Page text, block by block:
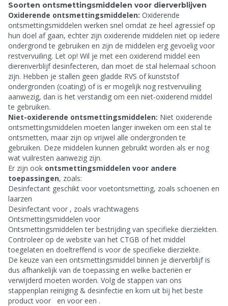
Soorten ontsmettingsmiddelen voor dierverblijven
Oxiderende ontsmettingsmiddelen: Oxiderende
ontsmettingsmiddelen werken snel omdat ze heel agressief op
hun doel af gaan, echter zijn oxiderende middelen niet op iedere
ondergrond te gebruiken en zijn de middelen erg gevoelig voor
restvervuiling. Let op! Wil je met een oxiderend middel een
dierenverblijf desinfecteren, dan moet de stal helemaal schoon
zijn. Hebben je stallen geen gladde RVS of kunststof
ondergronden (coating) of is er mogelijk nog restvervuiling
aanwezig, dan is het verstandig om een niet-oxiderend middel
te gebruiken.
Niet-oxiderende ontsmettingsmiddelen: Niet oxiderende
ontsmettingsmiddelen moeten langer inweken om een stal te
ontsmetten, maar zijn op vrijwel alle ondergronden te
gebruiken. Deze middelen kunnen gebruikt worden als er nog
wat vuilresten aanwezig zijn.
Er zijn ook ontsmettingsmiddelen voor andere
toepassingen, zoals:
Desinfectant geschikt voor voetontsmetting, zoals schoenen en
laarzen
Desinfectant voor , zoals vrachtwagens
Ontsmettingsmiddelen voor
Ontsmettingsmiddelen ter bestrijding van specifieke dierziekten.
Controleer op de website van het CTGB of het middel
toegelaten en doeltreffend is voor de specifieke dierziekte.
De keuze van een ontsmettingsmiddel binnen je dierverblijf is
dus afhankelijk van de toepassing en welke bacteriën er
verwijderd moeten worden. Volg de stappen van ons
stappenplan reiniging & desinfectie en kom uit bij het beste
product voor
en voor een .